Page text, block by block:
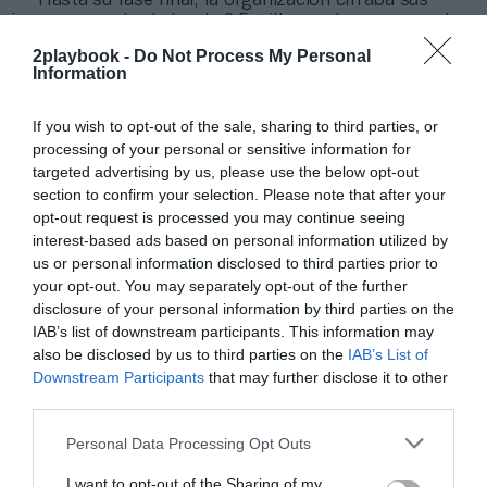
2playbook - Do Not Process My Personal
Information
If you wish to opt-out of the sale, sharing to third parties, or
processing of your personal or sensitive information for
targeted advertising by us, please use the below opt-out
section to confirm your selection. Please note that after your
opt-out request is processed you may continue seeing
interest-based ads based on personal information utilized by
us or personal information disclosed to third parties prior to
your opt-out. You may separately opt-out of the further
disclosure of your personal information by third parties on the
IAB’s list of downstream participants. This information may
also be disclosed by us to third parties on the IAB’s List of
Downstream Participants that may further disclose it to other
Personal Data Processing Opt Outs
que la celebración del evento en la isla les reportará
alrededor de 1,7 millones de euros, una aportación que
puede variar en función del apoyo de los
comercial destacan Coca-cola y el Grupo Ari, pese a
que el traslado del evento al norte de la isla, ha
provocado que se caiga de la lista de patrocinadores el
complejo hotelero Anfi del Mar. Asimismo,
cada uno de
los 40 participantes cuenta con sus propios socios
comerciales.
Relacionado
La Copa América de vela abre restaurante propio en el
puerto de Barcelona
En el apartado institucional, la fase final de la SSL
Gold Cup cuenta con el apoyo del Ayuntamiento de Las
Palmas de Gran Canaria, el Cabildo de Gran Canaria y el
Gobierno de Canarias, junto a la colaboración del
Transmediterránea, el Ministerio de Defensa y el